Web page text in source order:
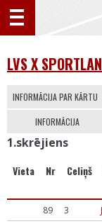
LVS X
INFORMĀCIJA PAR KĀRTU
INFORMĀCIJA
1.skrējiens
Vieta Nr Celiņš
89 3